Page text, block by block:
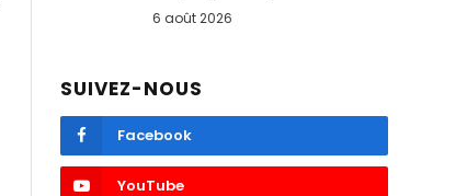
6 août 2026
SUIVEZ-NOUS
Facebook
YouTube